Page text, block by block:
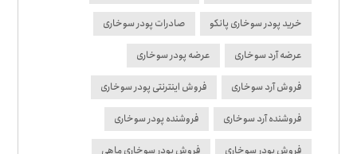
خرید پودر سوخاری پانکو صادرات پودر سوخاری
عرضه آرد سوخاری عرضه پودر سوخاری
فروش آرد سوخاری فروش اینترنتی پودر سوخاری
فروشنده آرد سوخاری فروشنده پودر سوخاری
فروش پودر سوخاری فروش پودر سوخاری ماهی